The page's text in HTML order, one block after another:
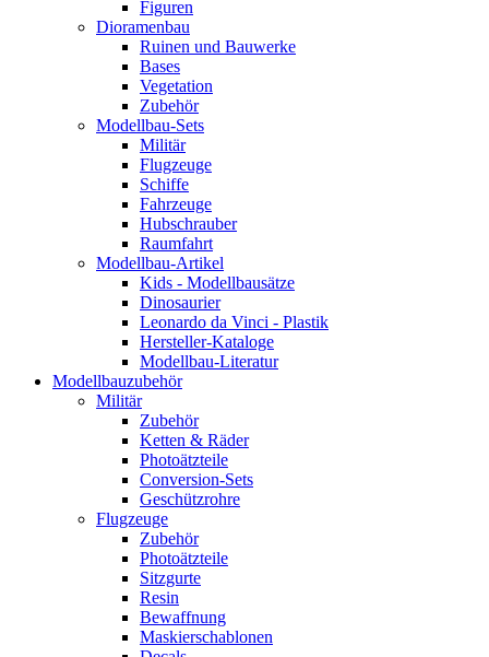
Figuren
Dioramenbau
Ruinen und Bauwerke
Bases
Vegetation
Zubehör
Modellbau-Sets
Militär
Flugzeuge
Schiffe
Fahrzeuge
Hubschrauber
Raumfahrt
Modellbau-Artikel
Kids - Modellbausätze
Dinosaurier
Leonardo da Vinci - Plastik
Hersteller-Kataloge
Modellbau-Literatur
Modellbauzubehör
Militär
Zubehör
Ketten & Räder
Photoätzteile
Conversion-Sets
Geschützrohre
Flugzeuge
Zubehör
Photoätzteile
Sitzgurte
Resin
Bewaffnung
Maskierschablonen